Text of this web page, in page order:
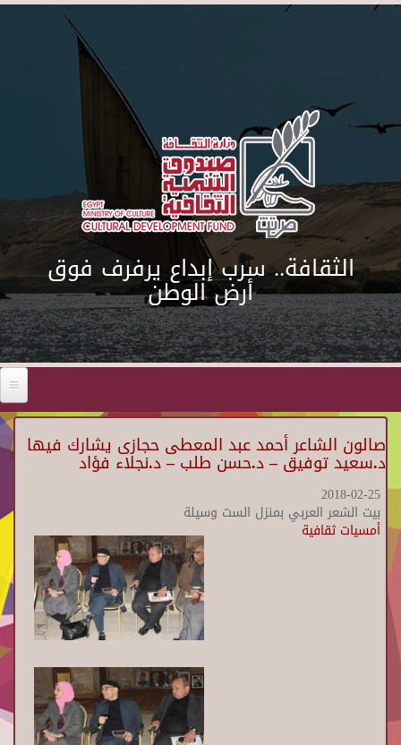
Skip to main content
الثقافة.. سرب إبداع يرفرف فوق
أرض الوطن
صالون الشاعر أحمد عبد المعطى حجازى يشارك فيها
د.سعيد توفيق – د.حسن طلب – د.نجلاء فؤاد
2018-02-25
بيت الشعر العربي بمنزل الست وسيلة
أمسيات ثقافية